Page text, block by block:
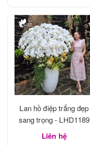
Lan hồ điệp trắng đẹp
sang trọng - LHD1189
Liên hệ